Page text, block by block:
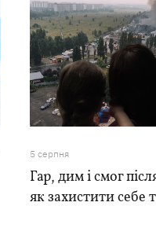
5 серпня
Гар, дим і смог
як захистити себе